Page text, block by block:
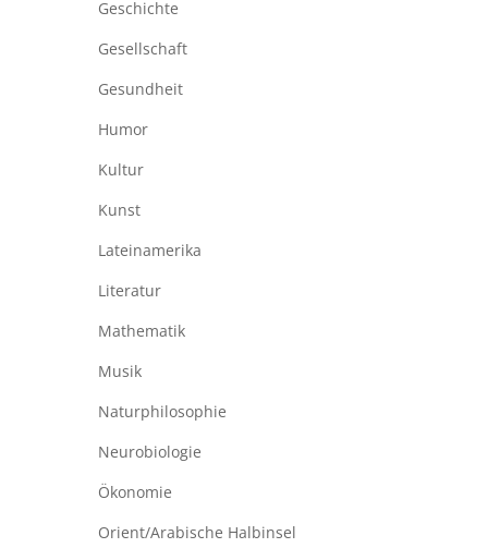
Geschichte
Gesellschaft
Gesundheit
Humor
Kultur
Kunst
Lateinamerika
Literatur
Mathematik
Musik
Naturphilosophie
Neurobiologie
Ökonomie
Orient/Arabische Halbinsel